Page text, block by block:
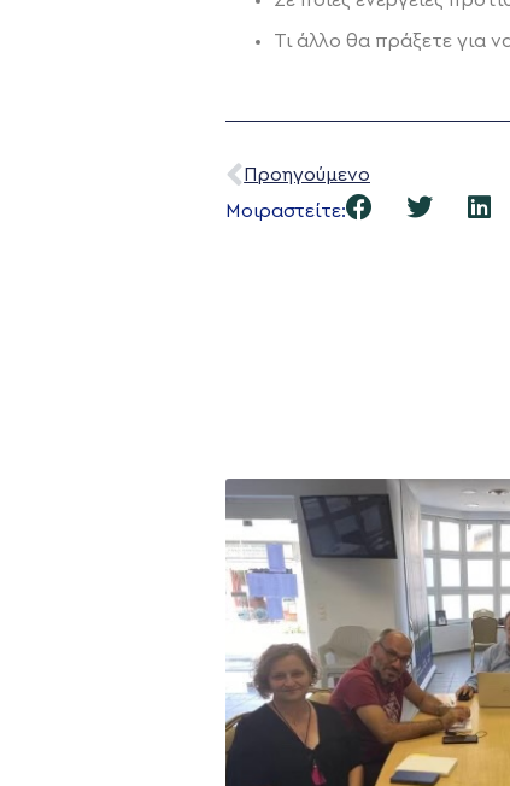
Τι άλλο θα πράξετε για
Προηγούμενο
Μοιραστείτε: